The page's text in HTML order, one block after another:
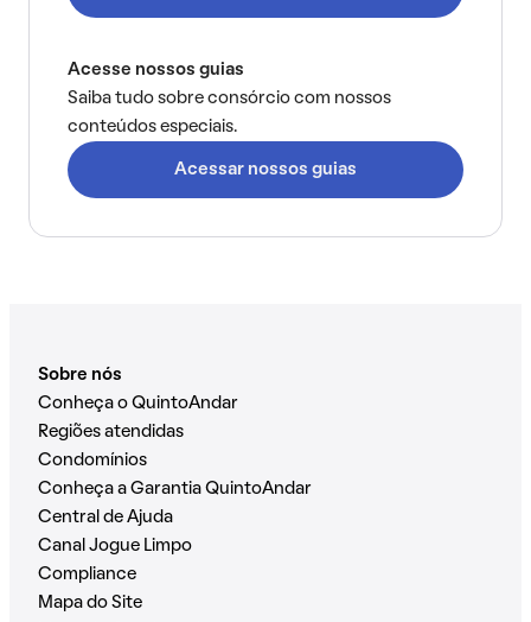
Acesse nossos guias
Saiba tudo sobre consórcio com nossos
conteúdos especiais.
Acessar nossos guias
Sobre nós
Conheça o QuintoAndar
Regiões atendidas
Condomínios
Conheça a Garantia QuintoAndar
Central de Ajuda
Canal Jogue Limpo
Compliance
Mapa do Site